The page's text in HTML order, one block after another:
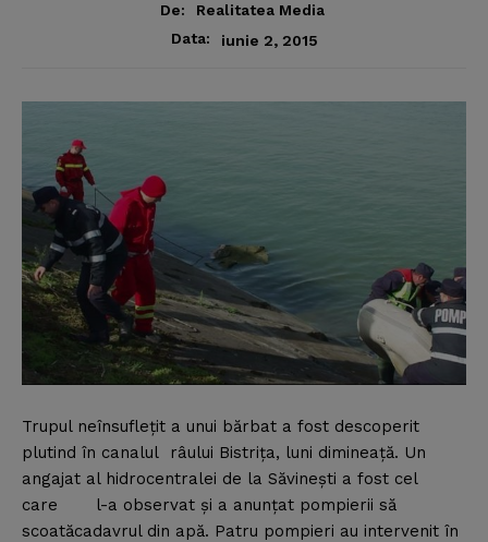
De:
Realitatea Media
Data:
iunie 2, 2015
Trupul neînsufleţit a unui bărbat a fost descoperit
plutind în canalul râului Bistriţa, luni dimineaţă. Un
angajat al hidrocentralei de la Săvineşti a fost cel
care l-a observat şi a anunţat pompierii să
scoatăcadavrul din apă. Patru pompieri au intervenit în